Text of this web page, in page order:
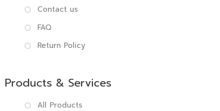
Contact us
FAQ
Return Policy
Products & Services
All Products